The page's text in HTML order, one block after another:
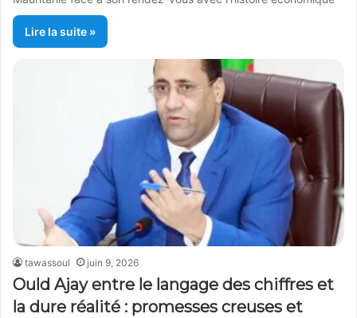
Lire la suite »
tawassoul juin 9, 2026
Ould Ajay entre le langage des chiffres et
la dure réalité : promesses creuses et